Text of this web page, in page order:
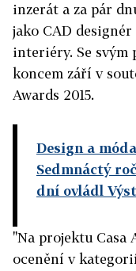
inzerát a za pár
jako CAD
interiéry. Se svým
koncem září v
Awards 2015.
Design a
Sedmnáctý
dní ovládl
"Na projektu Casa
ocenění v